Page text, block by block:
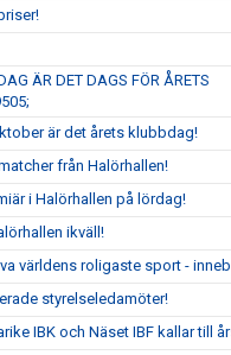
ÄR DET DAGS FÖR ÅRETS
är det årets klubbdag!
från Halörhallen!
i Halörhallen på lördag!
ikväll!
världens roligaste sport -
styrelseledamöter!
IBK och Näset IBF kallar till